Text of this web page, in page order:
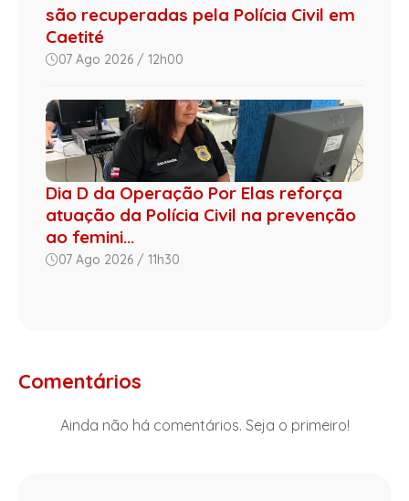
são recuperadas pela Polícia Civil em
Caetité
07 Ago 2026 / 12h00
Dia D da Operação Por Elas reforça
atuação da Polícia Civil na prevenção
ao femini...
07 Ago 2026 / 11h30
Comentários
Ainda não há comentários. Seja o primeiro!